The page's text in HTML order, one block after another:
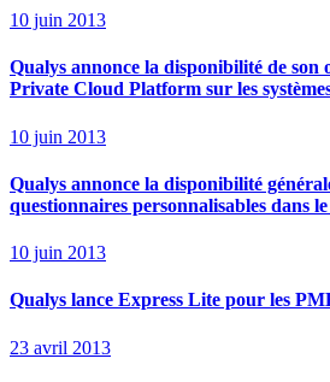
10 juin 2013
Qualys annonce la disponibilité de son
Private Cloud Platform sur les
10 juin 2013
Qualys annonce la disponibilité
questionnaires personnalisables dans
10 juin 2013
Qualys lance Express Lite pour les
23 avril 2013